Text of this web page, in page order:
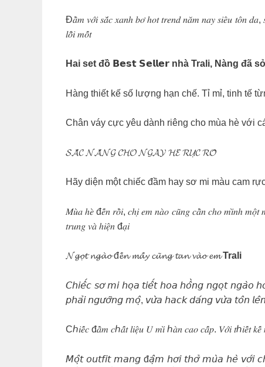
Đ𝑎̂̀𝑚 𝑣𝑜̛́𝑖 𝑠𝑎̆́𝑐 𝑥𝑎𝑛ℎ 𝑏𝑜̛ ℎ𝑜𝑡 𝑡𝑟𝑒𝑛𝑑 𝑛𝑎̆𝑚 𝑛𝑎𝑦 𝑠𝑖𝑒̂𝑢 𝑡𝑜̂𝑛 𝑑𝑎,
𝑙𝑜̂̃𝑖 𝑚𝑜̂́𝑡
Hai set đồ 𝗕𝗲𝘀𝘁 𝗦𝗲𝗹𝗹𝗲𝗿 nhà Trali, Nàng đã
Hàng thiết kế số lượng hạn chế. Tỉ mỉ, tinh tế
Chân váy cực yêu dành riêng cho mùa hè với
𝓢𝓐̆́𝓒 𝓝𝓐̆́𝓝𝓖 𝓒𝓗𝓞 𝓝𝓖𝓐̀𝓨 𝓗𝓔̀ 𝓡𝓤̛̣𝓒 𝓡𝓞̛̃
Hãy diện một chiếc đầm hay sơ mi màu cam
𝑀𝑢̀𝑎 ℎ𝑒̀ đ𝑒̂́𝑛 𝑟𝑜̂̀𝑖, 𝑐ℎ𝑖̣ 𝑒𝑚 𝑛𝑎̀𝑜 𝑐𝑢̃𝑛𝑔 𝑐𝑎̂̀𝑛 𝑐ℎ𝑜 𝑚𝑖̀𝑛ℎ 𝑚𝑜̣̂𝑡
𝑡𝑟𝑢𝑛𝑔 𝑣𝑎̀ ℎ𝑖𝑒̣̂𝑛 đ𝑎̣𝑖
𝓝𝓰𝓸̣𝓽 𝓷𝓰𝓪̀𝓸 đ𝓮̂́𝓷 𝓶𝓪̂́𝔂 𝓬𝓾̃𝓷𝓰 𝓽𝓪𝓷 𝓿𝓪̀𝓸 𝓮𝓶Trali
𝘊𝘩𝘪𝘦̂́𝘤 𝘴𝘰̛ 𝘮𝘪 𝘩𝘰̣𝘢 𝘵𝘪𝘦̂́𝘵 𝘩𝘰𝘢 𝘩𝘰̂̀𝘯𝘨 𝘯𝘨𝘰̣𝘵 𝘯𝘨𝘢̀𝘰
𝘱𝘩𝘢̉𝘪 𝘯𝘨𝘶̛𝘰̛̃𝘯𝘨 𝘮𝘰̣̂, 𝘷𝘶̛̀𝘢 𝘩𝘢𝘤𝘬 𝘥𝘢́𝘯𝘨 𝘷𝘶̛̀𝘢 𝘵𝘰̂𝘯
Cℎ𝑖𝑒̂́𝑐 đ𝑎̂̀𝑚 𝑐ℎ𝑎̂́𝑡 𝑙𝑖𝑒̣̂𝑢 𝑈 𝑚𝑖̀ ℎ𝑎̀𝑛 𝑐𝑎𝑜 𝑐𝑎̂́𝑝. 𝑉𝑜̛́𝑖 𝑡ℎ𝑖𝑒̂́𝑡
𝘔𝘰̣̂𝘵 𝘰𝘶𝘵𝘧𝘪𝘵 𝘮𝘢𝘯𝘨 đ𝘢̣̂𝘮 𝘩𝘰̛𝘪 𝘵𝘩𝘰̛̉ 𝘮𝘶̀𝘢 𝘩𝘦̀ 𝘷𝘰̛́𝘪